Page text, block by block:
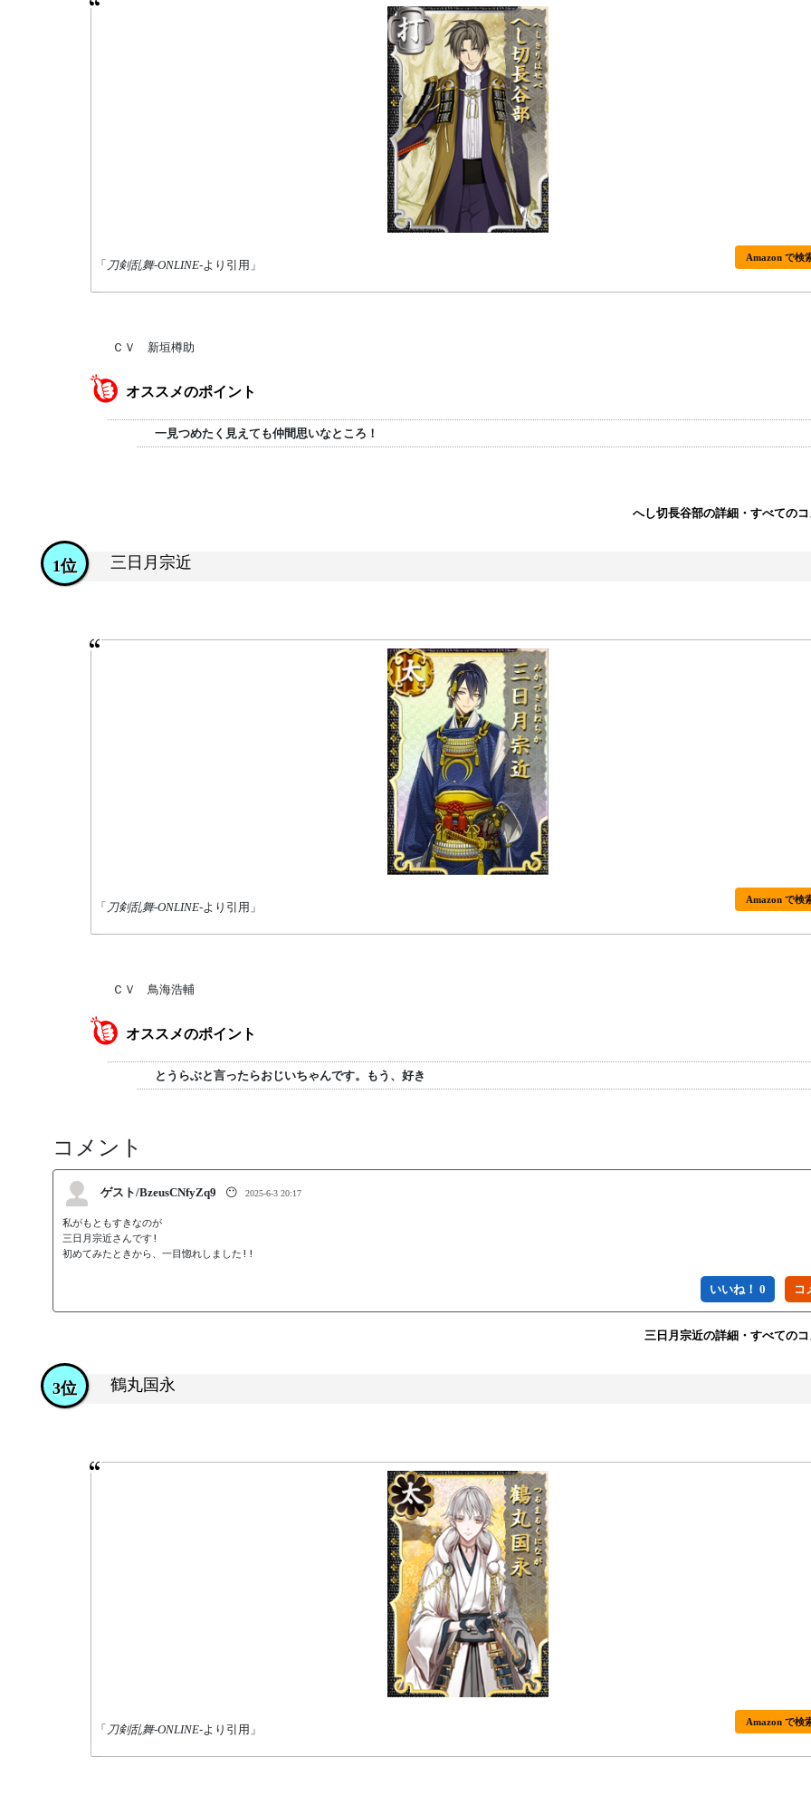
「 刀剣乱舞-ONLINE-より引用」
Amazon で検
ＣＶ 新垣樽助
オススメのポイント
一見つめたく見えても仲間思いなところ！
へし切長谷部の詳細・すべての
三日月宗近
1位
「 刀剣乱舞-ONLINE-より引用」
Amazon で検
ＣＶ 鳥海浩輔
オススメのポイント
とうらぶと言ったらおじいちゃんです。もう、好き
コメント
ゲスト/BzeusCNfyZq9 😶 2025-6-3 20:17
私がもともすきなのが
三日月宗近さんです!
いいね！ 0
三日月宗近の詳細・すべての
鶴丸国永
3位
「 刀剣乱舞-ONLINE-より引用」
Amazon で検